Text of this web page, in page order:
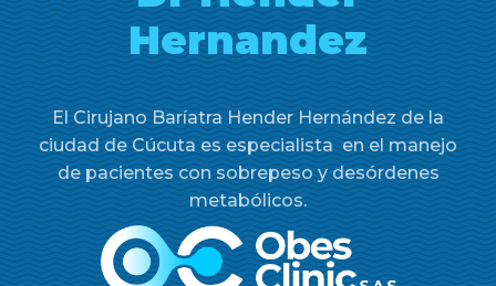
Hernandez
El Cirujano Baríatra Hender Hernández de la
ciudad de Cúcuta es especialista en el manejo
de pacientes con sobrepeso y desórdenes
metabólicos.